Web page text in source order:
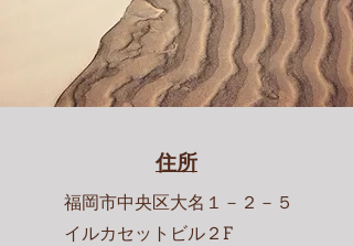
住所
福岡市中央区大名１－２－５
​イルカセットビル２F